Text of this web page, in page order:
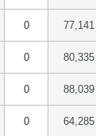
0 77,141
0 80,335
0 88,039
0 64,285